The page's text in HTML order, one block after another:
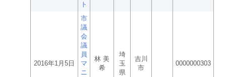
ト
2016年1月5日
市
議
会
議
員
マ
ニ
林 美
希
埼
玉
県
吉川
市
0000000303